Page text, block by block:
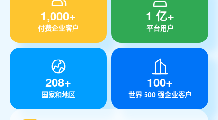
1,000+
付费企业客户
1 亿+
平台用户
208+
国家和地区
100+
世界 500 强企业客户